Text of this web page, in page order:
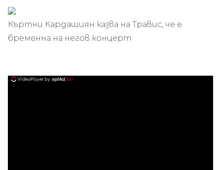
Къртни Кардашиян казва на Травис, че е
бременна на негов концерт